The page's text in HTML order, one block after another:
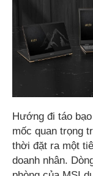
Hướng đi táo
mốc quan trọng
thời đặt ra một
doanh nhân.